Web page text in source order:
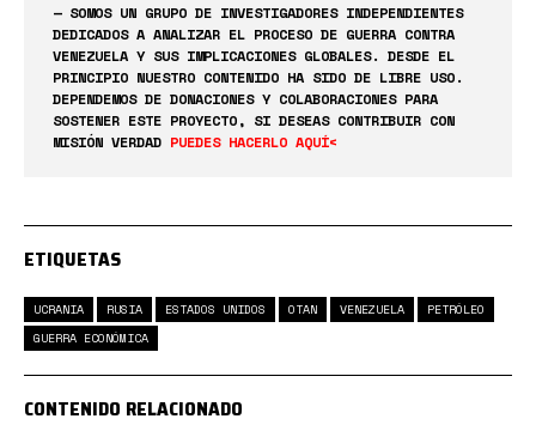
— SOMOS UN GRUPO DE INVESTIGADORES INDEPENDIENTES
DEDICADOS A ANALIZAR EL PROCESO DE GUERRA CONTRA
VENEZUELA Y SUS IMPLICACIONES GLOBALES. DESDE EL
PRINCIPIO NUESTRO CONTENIDO HA SIDO DE LIBRE USO.
DEPENDEMOS DE DONACIONES Y COLABORACIONES PARA
SOSTENER ESTE PROYECTO, SI DESEAS CONTRIBUIR CON
MISIÓN VERDAD PUEDES HACERLO AQUÍ<
ETIQUETAS
UCRANIA RUSIA ESTADOS UNIDOS OTAN VENEZUELA
PETRÓLEO
GUERRA ECONÓMICA
CONTENIDO RELACIONADO